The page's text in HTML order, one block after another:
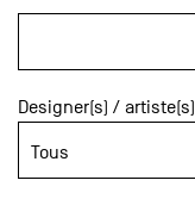
Designer(s) / artiste(s)